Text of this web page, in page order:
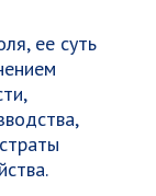
ее суть